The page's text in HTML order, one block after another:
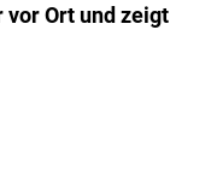
Ort und zeigt